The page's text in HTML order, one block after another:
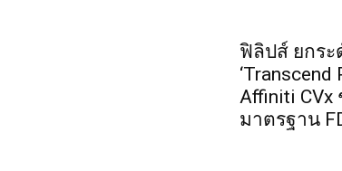
ฟิลิปส์ ยกระ
‘Transcend
Affiniti CVx
มาตรฐาน